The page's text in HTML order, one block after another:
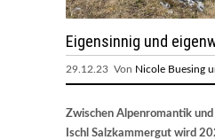
Eigensinnig und
29.12.23 Von Nicole Buesing
Zwischen Alpenromantik
Ischl Salzkammergut wird